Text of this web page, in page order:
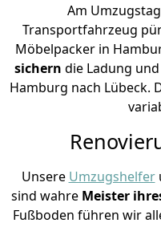
Am
Transportfahrzeug
Möbelpacker in
sichern die Ladung
Hamburg nach Lübeck.
Unsere Umzugshelfer
sind wahre Meister
Fußboden führen wir